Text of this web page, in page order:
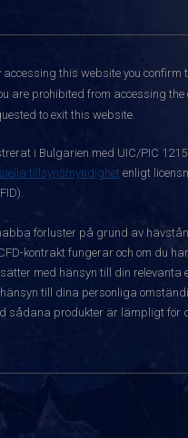
accessing this website you
are prohibited from accessing
to exit this website.
i Bulgarien med UIC/PIC
tillsynsmyndighet enligt
förluster på grund av
kontrakt fungerar och om du
med hänsyn till din relevanta
till dina personliga
sådana produkter är lämpligt för